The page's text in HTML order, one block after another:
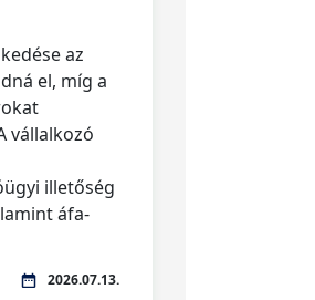
az
el, míg a
vállalkozó
illetőség
áfa-
2026.07.13.